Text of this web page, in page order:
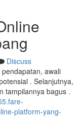
Discuss
awali
. Selanjutnya,
tampilannya bagus .
platform-yang-